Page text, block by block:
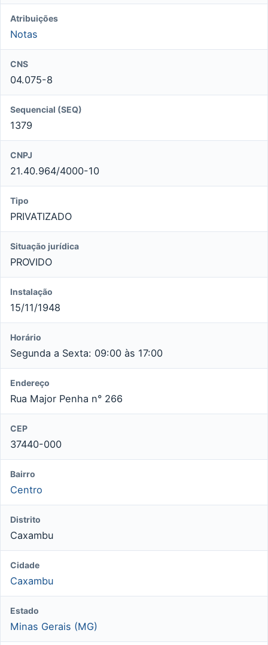
Atribuições
Notas
CNS
04.075-8
Sequencial (SEQ)
1379
CNPJ
21.40.964/4000-10
Tipo
PRIVATIZADO
Situação jurídica
PROVIDO
Instalação
15/11/1948
Horário
Segunda a Sexta: 09:00 às 17:00
Endereço
Rua Major Penha n° 266
CEP
37440-000
Bairro
Centro
Distrito
Caxambu
Cidade
Caxambu
Estado
Minas Gerais (MG)